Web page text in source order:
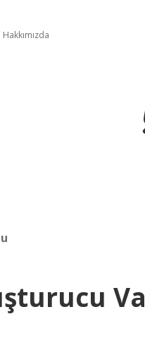
Hakkımızda